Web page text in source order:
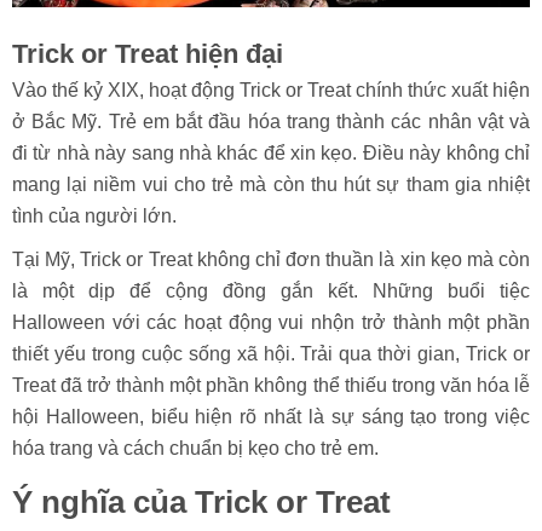
Trick or Treat hiện đại
Vào thế kỷ XIX, hoạt động Trick or Treat chính thức xuất hiện
ở Bắc Mỹ. Trẻ em bắt đầu hóa trang thành các nhân vật và
đi từ nhà này sang nhà khác để xin kẹo. Điều này không chỉ
mang lại niềm vui cho trẻ mà còn thu hút sự tham gia nhiệt
tình của người lớn.
Tại Mỹ, Trick or Treat không chỉ đơn thuần là xin kẹo mà còn
là một dịp để cộng đồng gắn kết. Những buổi tiệc
Halloween với các hoạt động vui nhộn trở thành một phần
thiết yếu trong cuộc sống xã hội. Trải qua thời gian, Trick or
Treat đã trở thành một phần không thể thiếu trong văn hóa lễ
hội Halloween, biểu hiện rõ nhất là sự sáng tạo trong việc
hóa trang và cách chuẩn bị kẹo cho trẻ em.
Ý nghĩa của Trick or Treat